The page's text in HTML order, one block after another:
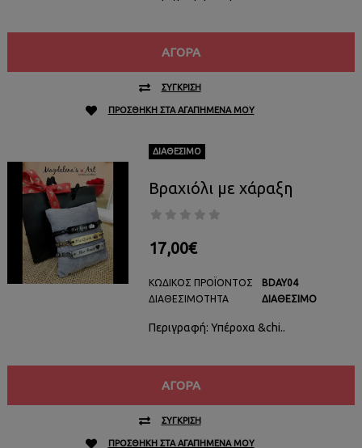
ΑΓΟΡΆ
ΣΎΓΚΡΙΣΗ
ΠΡΟΣΘΉΚΗ ΣΤΑ ΑΓΑΠΗΜΈΝΑ ΜΟΥ
ΔΙΑΘΈΣΙΜΟ
Βραχιόλι με χάραξη
17,00€
ΚΩΔΙΚΌΣ ΠΡΟΪΌΝΤΟΣ
ΔΙΑΘΕΣΙΜΌΤΗΤΑ
BDAY04
ΔΙΑΘΈΣΙΜΟ
Περιγραφή: Υπέροχα &chi..
ΑΓΟΡΆ
ΣΎΓΚΡΙΣΗ
ΠΡΟΣΘΉΚΗ ΣΤΑ ΑΓΑΠΗΜΈΝΑ ΜΟΥ